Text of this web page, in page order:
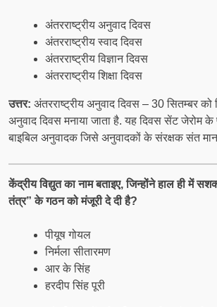
अंतरराष्ट्रीय अनुवाद दिवस
अंतरराष्ट्रीय स्वाद दिवस
अंतरराष्ट्रीय विज्ञान दिवस
अंतरराष्ट्रीय शिक्षा दिवस
उत्तर: अंतरराष्ट्रीय अनुवाद दिवस – 30 सितम्बर को
अनुवाद दिवस मनाया जाता है. यह दिवस सेंट जेरोम के
बाइबिल अनुवादक जिसे अनुवादकों के संरक्षक संत
केंद्रीय विद्युत का नाम बताइए, जिन्होंने हाल ही में
तंत्र” के गठन को मंजूरी दे दी है?
पीयूष गोयल
निर्मला सीतारमण
आर के सिंह
हरदीप सिंह पूरी